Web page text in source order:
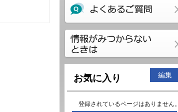
お気に入り 編集
登録されているページはありません。